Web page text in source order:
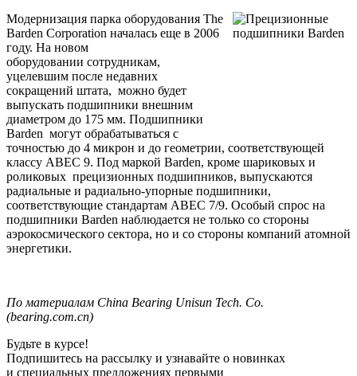
Модернизация парка оборудования The
Barden Corporation началась еще в 2006
году. На новом
оборудовании сотрудникам,
уцелевшим после недавних
сокращений штата, можно будет
выпускать подшипники внешним
диаметром до 175 мм. Подшипники
Barden могут обрабатываться с
точностью до 4 микрон и до геометрии, соответствующей
классу ABEC 9. Под маркой Barden, кроме шариковых и
роликовых прецизионных подшипников, выпускаются
радиальные и радиально-упорные подшипники,
соответствующие стандартам ABEC 7/9. Особый спрос на
подшипники Barden наблюдается не только со стороны
аэрокосмического сектора, но и со стороны компаний атомной
энергетики.
По материалам China Bearing Unisun Tech. Co.
(bearing.com.cn)
Будьте в курсе!
Подпишитесь на рассылку и узнавайте о новинках
и специальных предложениях первыми